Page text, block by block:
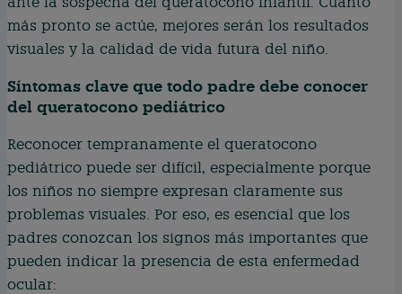
más pronto se actúe, mejores serán los resultados
visuales y la calidad de vida futura del niño.
Síntomas clave que todo padre debe conocer
del queratocono pediátrico
Reconocer tempranamente el queratocono
pediátrico puede ser difícil, especialmente porque
los niños no siempre expresan claramente sus
problemas visuales. Por eso, es esencial que los
padres conozcan los signos más importantes que
pueden indicar la presencia de esta enfermedad
ocular: